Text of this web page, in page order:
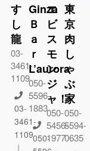
す
し
龍
03-
3461-
1109
03-
3461-
1109
｜
Ginza
Ｂ
ａ
ｒ
L’aurora
050-
5596-
1883
050-
エ
ビ
ス
モ
ン
ジ
ャ！
050-
5456-
1977
東
京
肉
し
ゃ
ぶ
家
050-
5594-
0635